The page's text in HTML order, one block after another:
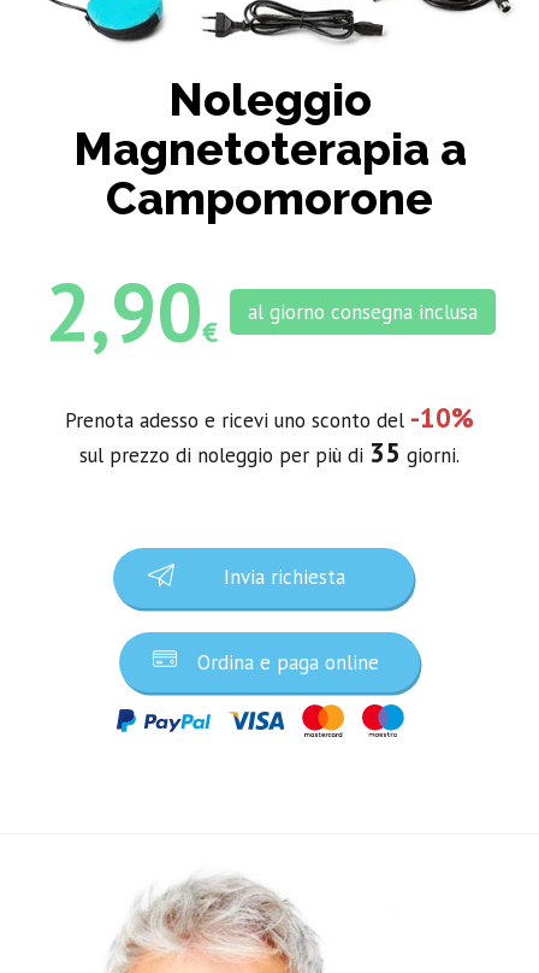
Noleggio
Magnetoterapia a
Campomorone
2,90€
al giorno consegna inclusa
Prenota adesso e ricevi uno sconto del -10%
sul prezzo di noleggio per più di 35 giorni.
Invia richiesta
Ordina e paga online